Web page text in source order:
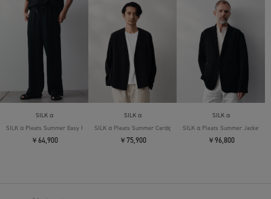
SILK α
SILK α Pleats Summer Easy Pants
￥64,900
SILK α
SILK α Pleats Summer Cardigan
￥75,900
SILK α
SILK α Pleats Summer Jacket
￥96,800